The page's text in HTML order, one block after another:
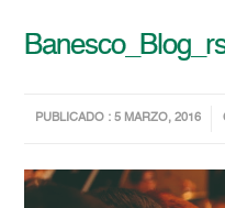
PUBLICADO : 5 MARZO, 2016